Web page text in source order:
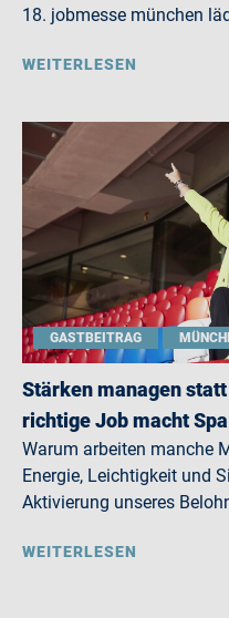
18. jobmesse münchen
WEITERLESEN
GASTBEITRAG
Stärken managen
richtige Job macht
Warum arbeiten manche
Energie, Leichtigkeit und
Aktivierung unseres
WEITERLESEN